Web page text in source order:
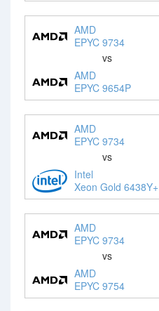
AMD
EPYC 9734
vs
AMD
EPYC 9654P
AMD
EPYC 9734
vs
Intel
Xeon Gold 6438Y+
AMD
EPYC 9734
vs
AMD
EPYC 9754